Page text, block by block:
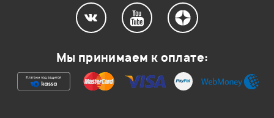
Ваша оценка:
Мы принимаем к оплате: